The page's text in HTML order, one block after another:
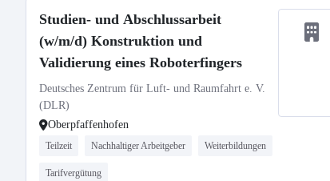
Studien- und Abschlussarbeit
(w/m/d) Konstruktion und
Validierung eines Roboterfingers
Deutsches Zentrum für Luft- und Raumfahrt e. V.
(DLR)
Oberpfaffenhofen
Teilzeit Nachhaltiger Arbeitgeber Weiterbildungen
Tarifvergütung